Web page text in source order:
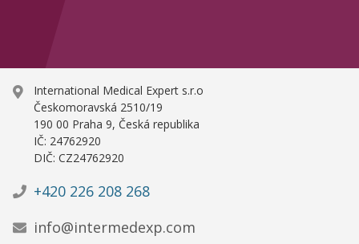
International Medical Expert s.r.o
Českomoravská 2510/19
190 00 Praha 9, Česká republika
IČ: 24762920
DIČ: CZ24762920
+420 226 208 268
info@intermedexp.com